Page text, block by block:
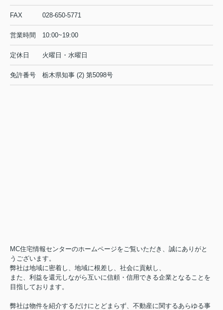
FAX 028-650-5771
営業時間 10:00~19:00
定休日 火曜日・水曜日
免許番号 栃木県知事 (2) 第5098号
MC住宅情報センターのホームページをご覧いただき、誠にありがと
うございます。
弊社は地域に密着し、地域に根差し、社会に貢献し、
また、利益を還元しながら互いに信頼・信用できる企業となることを
目指しております。
弊社は物件を紹介するだけにとどまらず、不動産に関するあらゆる事